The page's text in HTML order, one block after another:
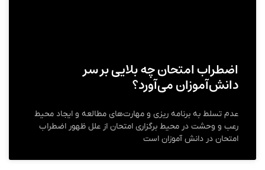
اضطراب امتحان چه بلایی بر سر
دانش‌آموزان می‌آورد؟
عدم تسلط به برنامه ریزی و مهارت‌های مطالعه و ایجاد محیط
رعب و وحشت در محیط برگزاری امتحان از علل ظهور اضطراب
امتحان در دانش آموزان است